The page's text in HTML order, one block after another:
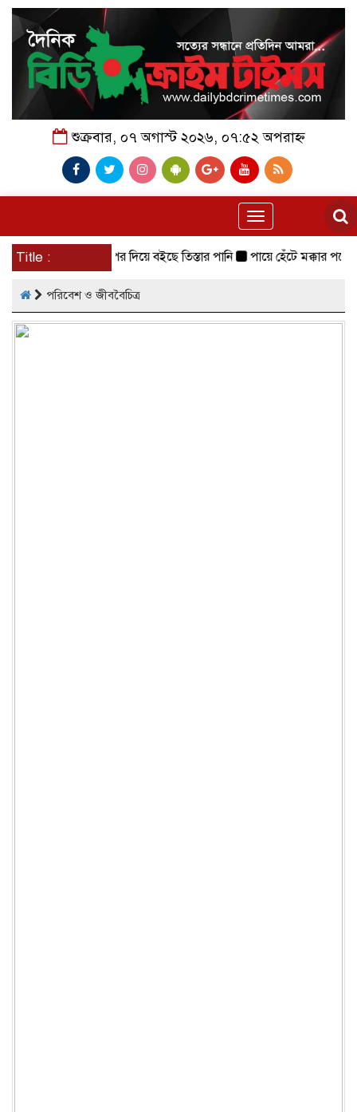
শুক্রবার, ০৭ অগাস্ট ২০২৬, ০৭:৫২ অপরাহ্ন
Toggle
navigation
Title :
১৩ সে. মি. ওপর দিয়ে বইছে তিস্তার পানি পায়ে হেঁটে মক্কার পথে
পরিবেশ ও জীববৈচিত্র